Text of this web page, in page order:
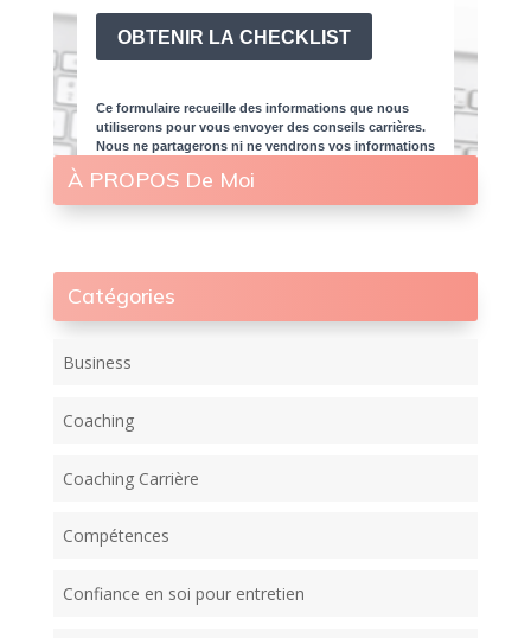
À PROPOS De Moi
Catégories
Business
Coaching
Coaching Carrière
Compétences
Confiance en soi pour entretien